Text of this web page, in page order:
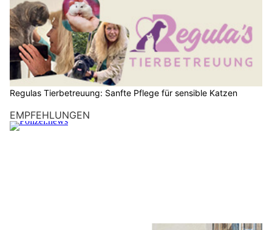
Regulas Tierbetreuung: Sanfte Pflege für sensible Katzen
EMPFEHLUNGEN